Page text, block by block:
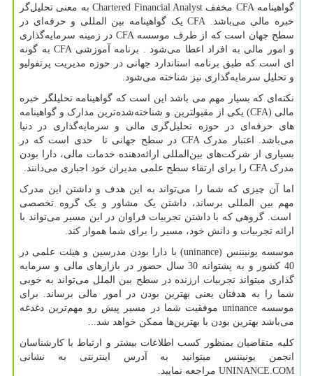
گواهینامه CFA مخففChartered Financial Analystبه معنی تحلیل‌گر
خبره مالی می‌باشد. CFAیک گواهینامه بین المللی و حرفه‌ا‌‌ی در
سطح جهان است که از طرف موسسه CFA در زمینه سرمایه‌گذاری
و امور مالی به افراد اعطا می‌شود . برنامه آموزشی CFA به گونه
ای است که طبق برنامه استاندارد جهانی در حوزه مدیریت پرتفولیو
و تحلیل سرمایه‌گذاری نیز شناخته می‌شود.
نکته‌ای که بسیار مهم می باشد این است که گواهینامه تحلیلگر خبره
مالی (CFA) یکی از مقبولترین و شناخته‌شده‌ترین مدارک و گواهینامه
های حرفه‌ای در حوزه تحلیل‌گری مالی و سرمایه‌گذاری در دنیا
می‌باشد. اعتبار مدرک CFA در سطح جهانی تا حدی است که در
بسیاری از شرکت‌های بین‌المللی ارائه‌دهنده خدمات مالی، دارا بودن
مدرک CFA را برای ارتقاء سطح علمی مدیران خود اجباری می‌دانند.
اما آن چیزی که شما را می‌تواند به این هدف و داشتن این مدرک
مهم بین المللی برساند، داشتن یک مشاور و یک گروه تخصصی
است. گروهی که با داشتن تجربیات فراوان در این مسیر می‌تواند با
ارائه تجربیات و دانش خود، مسیر را برای شما هموار کند.
موسسه یونیننس (uninance) با دارا بودن مدرسین و هیئت علمی در
40 کشور و به پشتوانه 30 سال حضور در بازارهای مالی و سرمایه
گذاری میتواند تجربیات ارزنده در سطح بین الملل می‌تواند به خوبی
شما را به هدفتان یعنی بهترین بودن در امور مالی برساند. برای
موسسهuninance موفقیت شما در مسیر پیش رو مهم‌ترین دغدغه
می‌باشد بهترین بودن با بهترین‌ها ممکن خواهد شد...
کلیه متقاضیان بمنظور کسب اطلاعات بیشتر و ارتباط با کارشناسان
انجمن یونیننس میتوانید به آدرس اینترنتی به نشانی
UNINANCE.COM مراجعه نمایید.